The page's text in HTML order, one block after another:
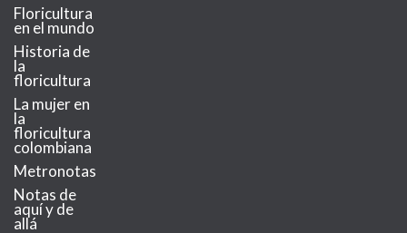
Floricultura
en el mundo
Historia de
la
floricultura
La mujer en
la
floricultura
colombiana
Metronotas
Notas de
aquí y de
allá